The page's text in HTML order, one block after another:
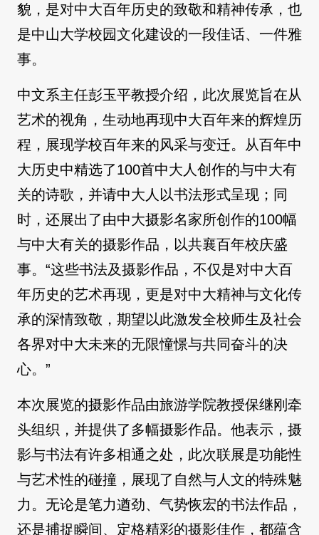
貌，是对中大百年历史的致敬和精神传承，也
是中山大学校园文化建设的一段佳话、一件雅
事。
中文系主任彭玉平教授介绍，此次展览旨在从
艺术的视角，生动地再现中大百年来的辉煌历
程，展现学校百年来的风采与变迁。从百年中
大历史中精选了100首中大人创作的与中大有
关的诗歌，并请中大人以书法形式呈现；同
时，还展出了由中大摄影名家所创作的100幅
与中大有关的摄影作品，以共襄百年校庆盛
事。“这些书法及摄影作品，不仅是对中大百
年历史的艺术再现，更是对中大精神与文化传
承的深情致敬，期望以此激发全校师生及社会
各界对中大未来的无限憧憬与共同奋斗的决
心。”
本次展览的摄影作品由旅游学院教授保继刚牵
头组织，并提供了多幅摄影作品。他表示，摄
影与书法有许多相通之处，此次联展是功能性
与艺术性的碰撞，展现了自然与人文的特殊魅
力。无论是笔力遒劲、气势恢宏的书法作品，
还是捕捉瞬间、定格精彩的摄影佳作，都蕴含